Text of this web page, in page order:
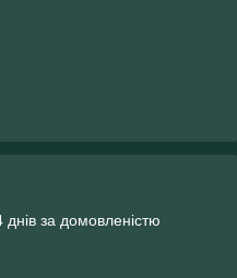
за домовленістю